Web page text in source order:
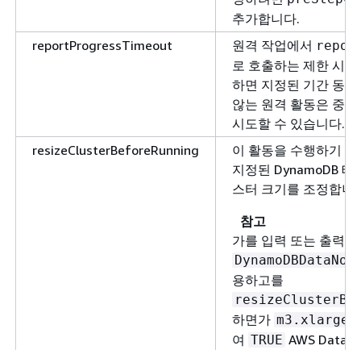
추가합니다.
reportProgressTimeout
원격 작업에서
로 호출하는 제한 시
하면 지정된 기간 동
않는 원격 활동은 중
시도할 수 있습니다.
resizeClusterBeforeRunning
이 활동을 수행하기
지정된 DynamoDB
스터 크기를 조정합니
참고
가를 입력 또는 출력
용하고를
하면가 m3.xlarge
여 TRUE AWS Data